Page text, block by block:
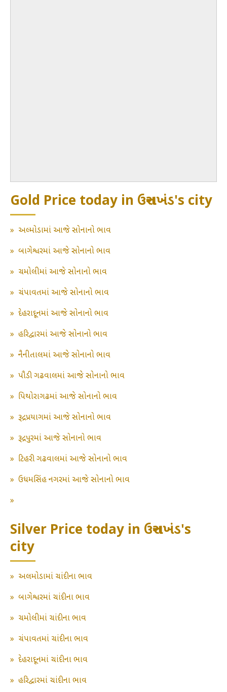
Gold Price today in ઉત્તરાખંડ's city
» અલ્મોડામાં આજે સોનાનો ભાવ
» બાગેશ્વરમાં આજે સોનાનો ભાવ
» ચમોલીમાં આજે સોનાનો ભાવ
» ચંપાવતમાં આજે સોનાનો ભાવ
» દેહરાદૂનમાં આજે સોનાનો ભાવ
» હરિદ્વારમાં આજે સોનાનો ભાવ
» નૈનીતાલમાં આજે સોનાનો ભાવ
» પૌડી ગઢવાલમાં આજે સોનાનો ભાવ
» પિથોરાગઢમાં આજે સોનાનો ભાવ
» રૂદ્રપ્રયાગમાં આજે સોનાનો ભાવ
» રૂદ્રપુરમાં આજે સોનાનો ભાવ
» ટિહરી ગઢવાલમાં આજે સોનાનો ભાવ
» ઉધમસિંહ નગરમાં આજે સોનાનો ભાવ
»
Silver Price today in ઉત્તરાખંડ's
city
» અલમોડામાં ચાંદીના ભાવ
» બાગેશ્વરમાં ચાંદીના ભાવ
» ચમોલીમાં ચાંદીના ભાવ
» ચંપાવતમાં ચાંદીના ભાવ
» દેહરાદૂનમાં ચાંદીના ભાવ
» હરિદ્વારમાં ચાંદીના ભાવ